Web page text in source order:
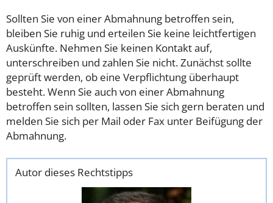
Sollten Sie von einer Abmahnung betroffen sein,
bleiben Sie ruhig und erteilen Sie keine leichtfertigen
Auskünfte. Nehmen Sie keinen Kontakt auf,
unterschreiben und zahlen Sie nicht. Zunächst sollte
geprüft werden, ob eine Verpflichtung überhaupt
besteht. Wenn Sie auch von einer Abmahnung
betroffen sein sollten, lassen Sie sich gern beraten und
melden Sie sich per Mail oder Fax unter Beifügung der
Abmahnung.
Autor dieses Rechtstipps